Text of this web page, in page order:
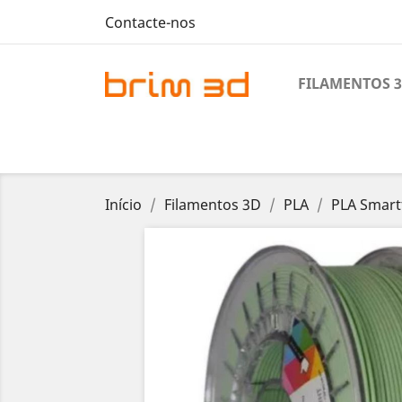
Contacte-nos
FILAMENTOS
Início Filamentos 3D PLA PLA